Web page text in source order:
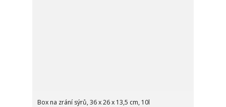
Box na zrání sýrů, 36 x 26 x 13,5 cm, 10l